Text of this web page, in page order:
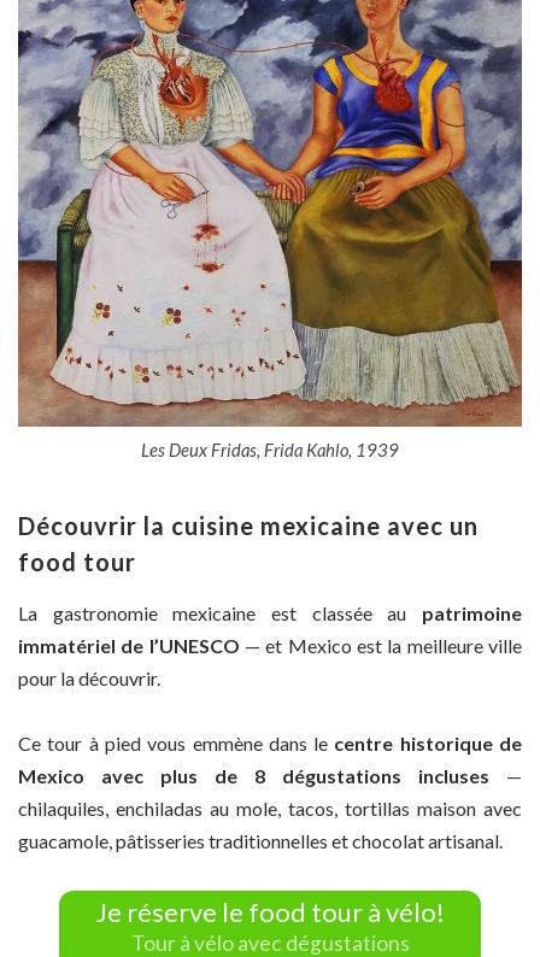
Les Deux Fridas, Frida Kahlo, 1939
Découvrir la cuisine mexicaine avec un
food tour
La gastronomie mexicaine est classée au patrimoine
immatériel de l’UNESCO — et Mexico est la meilleure ville
pour la découvrir.
Ce tour à pied vous emmène dans le centre historique de
Mexico avec plus de 8 dégustations incluses —
chilaquiles, enchiladas au mole, tacos, tortillas maison avec
guacamole, pâtisseries traditionnelles et chocolat artisanal.
Je réserve le food tour à vélo!
Tour à vélo avec dégustations